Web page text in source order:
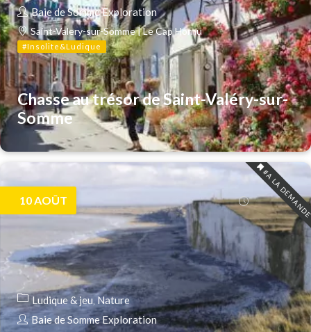
Baie de Somme Exploration
Saint-Valery-sur-Somme | Le Cap Hornu
#Insolite&Ludique
Chasse au trésor de Saint-Valéry-sur-
Somme
#A LA
10 AOÛT
Ludique & jeu Nature
Baie de Somme Exploration